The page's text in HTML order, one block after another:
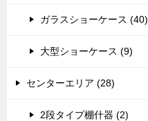
ガラスショーケース (40)
大型ショーケース (9)
センターエリア (28)
2段タイプ棚什器 (2)